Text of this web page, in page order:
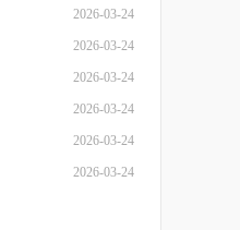
2026-03-24
2026-03-24
2026-03-24
2026-03-24
2026-03-24
2026-03-24